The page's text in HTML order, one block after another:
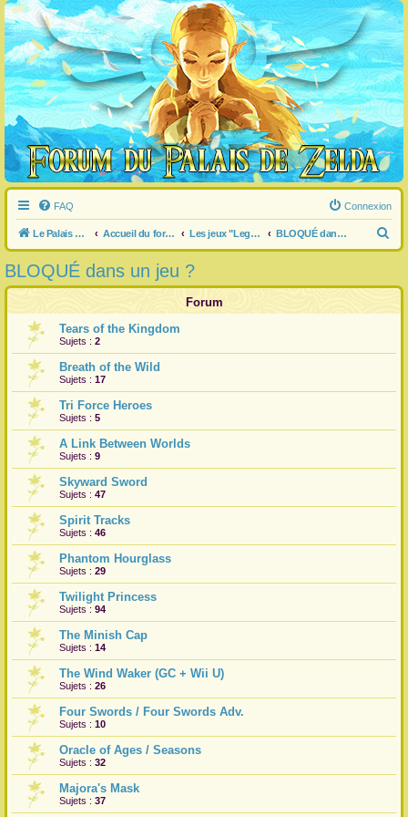
FAQ Connexion
Le Palais de Zelda Accueil du forum Les jeux "Legend of Zelda" BLOQUÉ dans un jeu ?
e
r
BLOQUÉ dans un jeu ?
Forum
Tears of the Kingdom
Sujets : 2
Breath of the Wild
Sujets : 17
Tri Force Heroes
Sujets : 5
A Link Between Worlds
Sujets : 9
Skyward Sword
Sujets : 47
Spirit Tracks
Sujets : 46
Phantom Hourglass
Sujets : 29
Twilight Princess
Sujets : 94
The Minish Cap
Sujets : 14
The Wind Waker (GC + Wii U)
Sujets : 26
Four Swords / Four Swords Adv.
Sujets : 10
Oracle of Ages / Seasons
Sujets : 32
Majora's Mask
Sujets : 37